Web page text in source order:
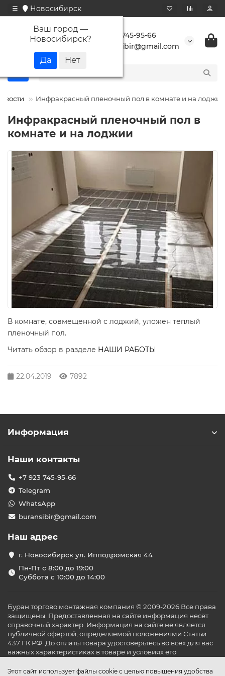
Новосибирск
Ваш город —
Новосибирск?
+7 923 745-95-66
buransibir@gmail.com
Инфракрасный пленочный пол в комнате и на лоджии
Инфракрасный пленочный пол в
комнате и на лоджии
В комнате, совмещенной с лоджий, уложен теплый
пленочный пол.
Читать обзор в разделе НАШИ РАБОТЫ
22.04.2019 7892
Этот сайт использует файлы cookie с целью повышения удобства
Информация
Наши контакты
+7 923 745-95-66
Telegram
WhatsApp
buransibir@gmail.com
Наш адрес
г. Новосибирск ул. Ипподромская 44
Пн-Пт с 8:00 до 19:00
Суббота с 10:00 до 14:00
Буран торгово монтажная компания © 2009-2026 Все права
защищены. Предоставленная на сайте информация несёт
справочный характер. Информация на сайте не является
публичной офертой, определяемой положениями Статьи
437 ГК РФ. До оплаты товара удостоверьтесь во всех для вас
важных характеристиках в товаре и условиях его